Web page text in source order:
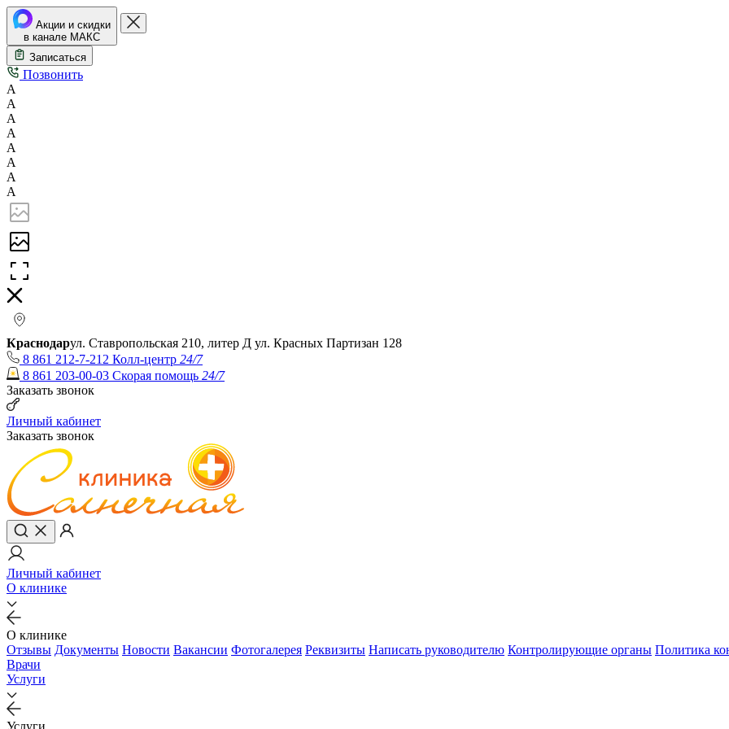
Акции и скидки
в канале МАКС
Записаться
Позвонить
А
А
А
А
А
А
А
А
Краснодарул. Ставропольская 210, литер Д ул. Красных Партизан 128
8 861 212-7-212 Колл-центр 24/7
8 861 203-00-03 Скорая помощь 24/7
Заказать звонок
Личный кабинет
Заказать звонок
Личный кабинет
О клинике
О клинике
Отзывы Документы Новости Вакансии Фотогалерея Реквизиты Написать руководителю Контролирующие органы Политика
Врачи
Услуги
Услуги